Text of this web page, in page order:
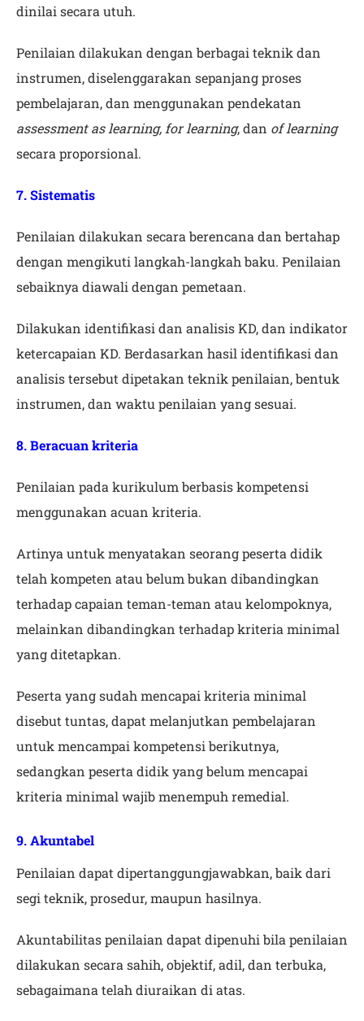
dinilai secara utuh.
Penilaian dilakukan dengan berbagai teknik dan
instrumen, diselenggarakan sepanjang proses
pembelajaran, dan menggunakan pendekatan
assessment as learning, for learning, dan of learning
secara proporsional.
7. Sistematis
Penilaian dilakukan secara berencana dan bertahap
dengan mengikuti langkah-langkah baku. Penilaian
sebaiknya diawali dengan pemetaan.
Dilakukan identifikasi dan analisis KD, dan indikator
ketercapaian KD. Berdasarkan hasil identifikasi dan
analisis tersebut dipetakan teknik penilaian, bentuk
instrumen, dan waktu penilaian yang sesuai.
8. Beracuan kriteria
Penilaian pada kurikulum berbasis kompetensi
menggunakan acuan kriteria.
Artinya untuk menyatakan seorang peserta didik
telah kompeten atau belum bukan dibandingkan
terhadap capaian teman-teman atau kelompoknya,
melainkan dibandingkan terhadap kriteria minimal
yang ditetapkan.
Peserta yang sudah mencapai kriteria minimal
disebut tuntas, dapat melanjutkan pembelajaran
untuk mencampai kompetensi berikutnya,
sedangkan peserta didik yang belum mencapai
kriteria minimal wajib menempuh remedial.
9. Akuntabel
Penilaian dapat dipertanggungjawabkan, baik dari
segi teknik, prosedur, maupun hasilnya.
Akuntabilitas penilaian dapat dipenuhi bila penilaian
dilakukan secara sahih, objektif, adil, dan terbuka,
sebagaimana telah diuraikan di atas.